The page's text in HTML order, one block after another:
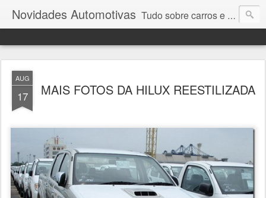
Novidades Automotivas Tudo sobre carros e motores
AUG
17 MAIS FOTOS DA HILUX REESTILIZADA